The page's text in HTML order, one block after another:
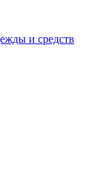
и средств